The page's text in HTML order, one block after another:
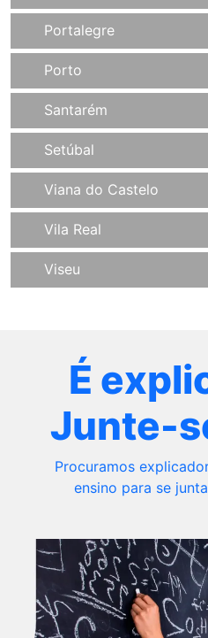
Portalegre
Porto
Santarém
Setúbal
Viana do Castelo
Vila Real
Viseu
É
Junte-
Procuramos
ensino para se